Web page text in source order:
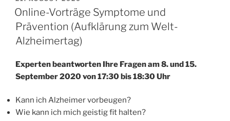
AM
Online-Vorträge Symptome und
Prävention (Aufklärung zum Welt-
Alzheimertag)
Experten beantworten Ihre Fragen am 8. und 15.
September 2020 von 17:30 bis 18:30 Uhr
Kann ich Alzheimer vorbeugen?
Wie kann ich mich geistig fit halten?